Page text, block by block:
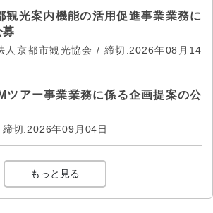
観光案内機能の活用促進事業業務に
募
人京都市観光協会 / 締切:2026年08月14
ツアー事業業務に係る企画提案の公
切:2026年09月04日
もっと見る